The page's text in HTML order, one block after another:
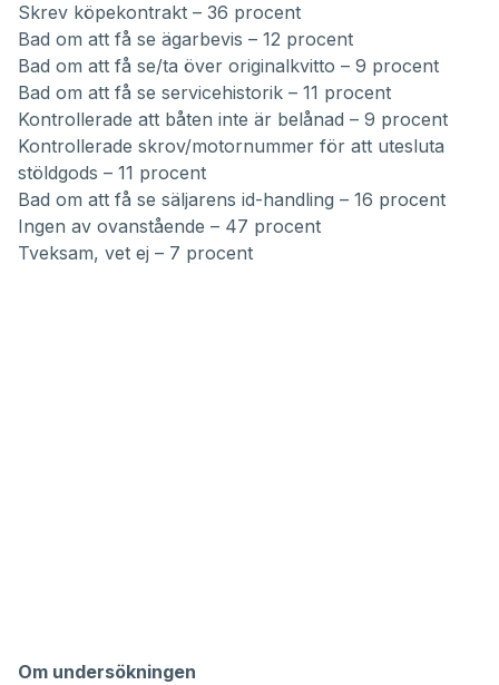
Skrev köpekontrakt – 36 procent
Bad om att få se ägarbevis – 12 procent
Bad om att få se/ta över originalkvitto – 9 procent
Bad om att få se servicehistorik – 11 procent
Kontrollerade att båten inte är belånad – 9 procent
Kontrollerade skrov/motornummer för att utesluta
stöldgods – 11 procent
Bad om att få se säljarens id-handling – 16 procent
Ingen av ovanstående – 47 procent
Tveksam, vet ej – 7 procent
Om undersökningen